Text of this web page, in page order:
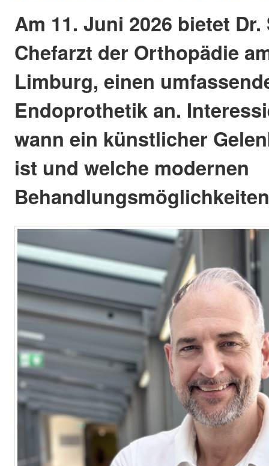
Am 11. Juni 2026 bietet
Chefarzt der Orthopädie
Limburg, einen
Endoprothetik an.
wann ein künstlicher
ist und welche modernen